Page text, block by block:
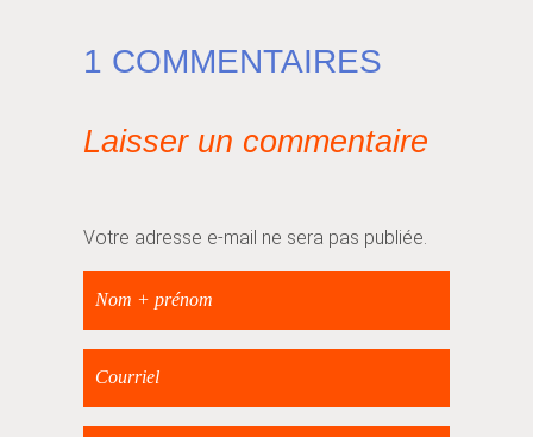
1 COMMENTAIRES
Laisser un commentaire
Votre adresse e-mail ne sera pas publiée.